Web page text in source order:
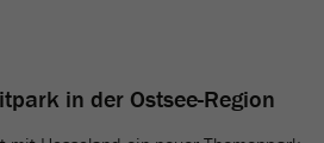
in der Ostsee-Region